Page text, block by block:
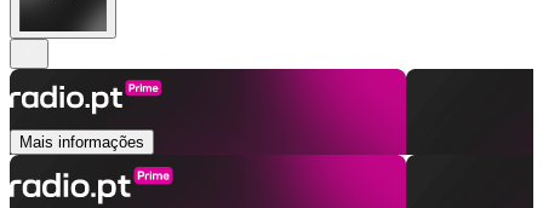
Mais informações